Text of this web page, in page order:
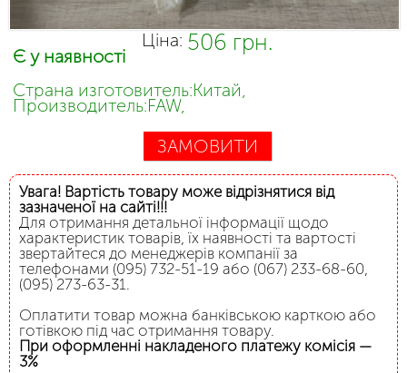
Ціна: 506 грн.
Є у наявності
Страна изготовитель:Китай,
Производитель:FAW,
ЗАМОВИТИ
Увага! Вартість товару може відрізнятися від
зазначеної на сайті!!!
Для отримання детальної інформації щодо
характеристик товарів, їх наявності та вартості
звертайтеся до менеджерів компанії за
телефонами (095) 732-51-19 або (067) 233-68-60,
(095) 273-63-31.
Оплатити товар можна банківською карткою або
готівкою під час отримання товару.
При оформленні накладеного платежу комісія —
3%